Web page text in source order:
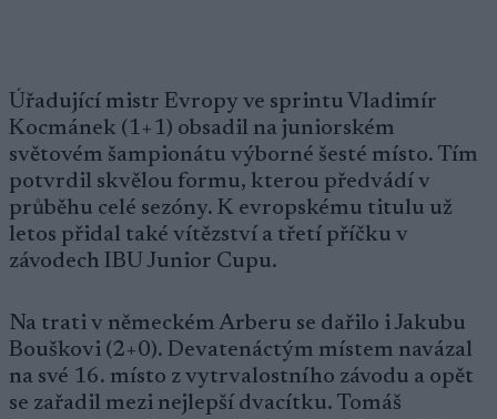
Úřadující mistr Evropy ve sprintu Vladimír
Kocmánek (1+1) obsadil na juniorském
světovém šampionátu výborné šesté místo. Tím
potvrdil skvělou formu, kterou předvádí v
průběhu celé sezóny. K evropskému titulu už
letos přidal také vítězství a třetí příčku v
závodech IBU Junior Cupu.
Na trati v německém Arberu se dařilo i Jakubu
Bouškovi (2+0). Devatenáctým místem navázal
na své 16. místo z vytrvalostního závodu a opět
se zařadil mezi nejlepší dvacítku. Tomáš